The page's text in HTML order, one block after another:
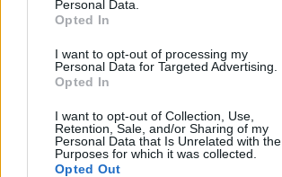
Personal Data.
Opted In
I want to opt-out of processing my
Personal Data for Targeted Advertising.
Opted In
I want to opt-out of Collection, Use,
Retention, Sale, and/or Sharing of my
Personal Data that Is Unrelated with the
Purposes for which it was collected.
Opted Out